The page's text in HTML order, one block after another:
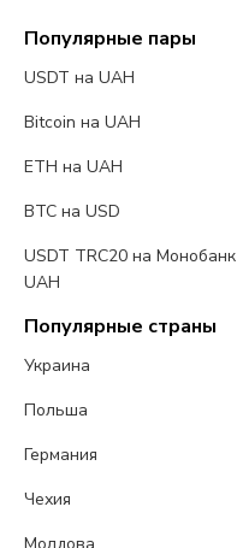
Популярные пары
USDT на UAH
Bitcoin на UAH
ETH на UAH
BTC на USD
USDT TRC20 на Монобанк
UAH
Популярные страны
Украина
Польша
Германия
Чехия